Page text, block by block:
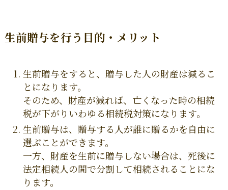
生前贈与を行う目的・メリット
生前贈与をすると、贈与した人の財産は減るこ
とになります。
そのため、財産が減れば、亡くなった時の相続
税が下がりいわゆる相続税対策になります。
生前贈与は、贈与する人が誰に贈るかを自由に
選ぶことができます。
一方、財産を生前に贈与しない場合は、死後に
法定相続人の間で分割して相続されることにな
ります。